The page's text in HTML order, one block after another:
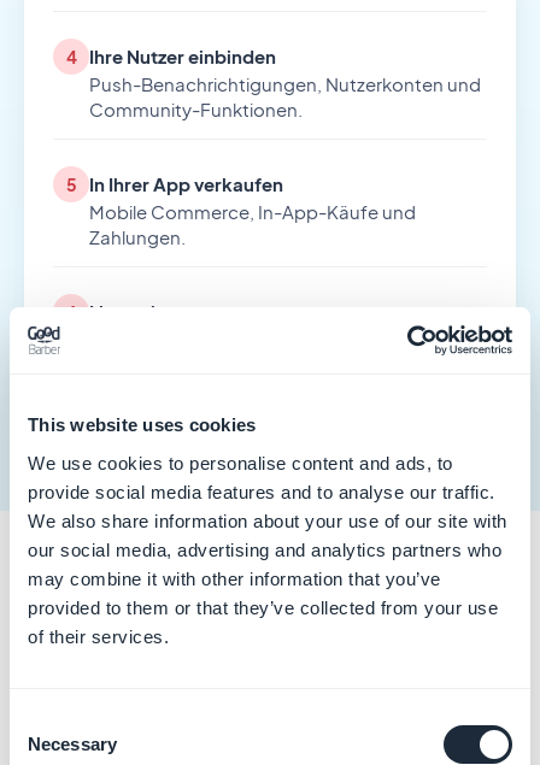
This website uses cookies
We use cookies to personalise content and ads, to
provide social media features and to analyse our traffic.
We also share information about your use of our site with
our social media, advertising and analytics partners who
may combine it with other information that you’ve
provided to them or that they’ve collected from your use
of their services.
Selection
Necessary
4
Ihre Nutzer einbinden
Push-Benachrichtigungen, Nutzerkonten und
Community-Funktionen.
5
In Ihrer App verkaufen
Mobile Commerce, In-App-Käufe und
Zahlungen.
6
Live gehen
Die Veröffentlichung im App Store und bei
Der GoodBarber-
Vier Dinge zeichnen GoodBarber aus — und der
Leitfaden zeigt Ihnen, wie Sie jedes davon optimal